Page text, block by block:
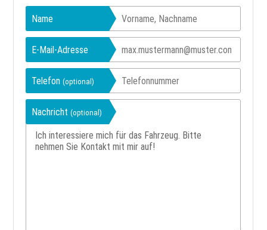
Name
E-Mail-Adresse
Telefon(optional)
Nachricht(optional)